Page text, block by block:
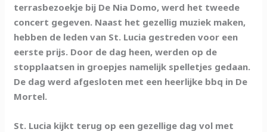
terrasbezoekje bij De Nia Domo, werd het tweede
concert gegeven. Naast het gezellig muziek maken,
hebben de leden van St. Lucia gestreden voor een
eerste prijs. Door de dag heen, werden op de
stopplaatsen in groepjes namelijk spelletjes gedaan.
De dag werd afgesloten met een heerlijke bbq in De
Mortel.
St. Lucia kijkt terug op een gezellige dag vol met